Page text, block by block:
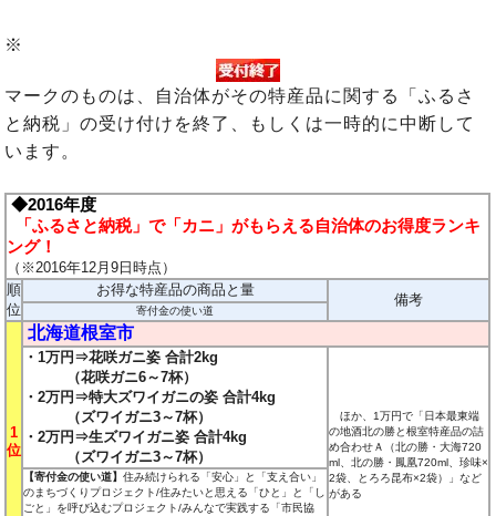
※
マークのものは、自治体がその特産品に関する「ふるさ
と納税」の受け付けを終了、もしくは一時的に中断して
います。
◆2016年度
「ふるさと納税」で「カニ」がもらえる自治体のお得度ランキ
ング！
（※2016年12月9日時点）
順
位
お得な特産品の商品と量
備考
寄付金の使い道
1
位
北海道根室市
・1万円⇒花咲ガニ姿 合計2kg
（花咲ガニ6～7杯）
・2万円⇒特大ズワイガニの姿 合計4kg
（ズワイガニ3～7杯）
・2万円⇒生ズワイガニ姿 合計4kg
（ズワイガニ3～7杯）
ほか、1万円で「日本最東端
の地酒北の勝と根室特産品の詰
め合わせＡ
（北の勝・大海720
ml、北の勝・鳳凰720ml、珍味×
2袋、とろろ昆布×2袋）
」など
がある
【寄付金の使い道】住み続けられる「安心」と「支え合い」
のまちづくりプロジェクト/住みたいと思える「ひと」と「し
ごと」を呼び込むプロジェクト/みんなで実践する「市民協